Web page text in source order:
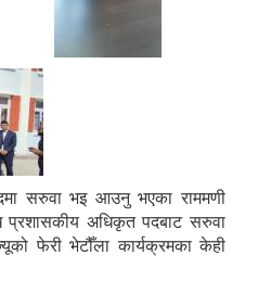
सरुवा भइ आउनु भएका राममणी
प्रशासकीय अधिकृत पदबाट सरुवा
फेरी भेटौँला कार्यक्रमका केही